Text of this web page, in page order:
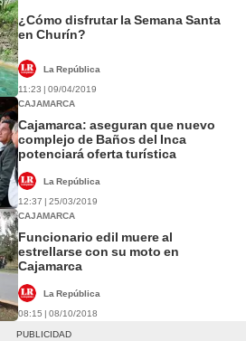
¿Cómo disfrutar la Semana Santa
en Churín?
La República
11:23 | 09/04/2019
CAJAMARCA
Cajamarca: aseguran que nuevo
complejo de Baños del Inca
potenciará oferta turística
La República
12:37 | 25/03/2019
CAJAMARCA
Funcionario edil muere al
estrellarse con su moto en
Cajamarca
La República
08:15 | 08/10/2018